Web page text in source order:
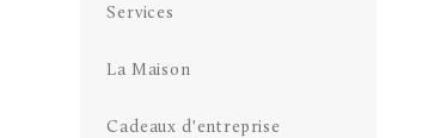
Services
La Maison
Cadeaux d'entreprise